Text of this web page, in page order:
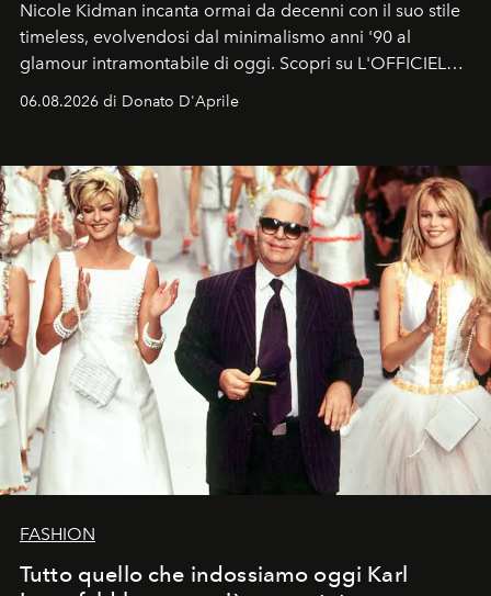
Nicole Kidman incanta ormai da decenni con il suo stile
timeless, evolvendosi dal minimalismo anni '90 al
glamour intramontabile di oggi. Scopri su L'OFFICIEL
Italia la sua style evolution.
06.08.2026 di Donato D'Aprile
FASHION
Tutto quello che indossiamo oggi Karl